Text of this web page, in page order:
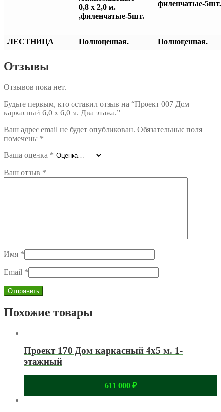
0,8 х 2,0 м.
,филенчатые-5шт.
филенчатые-5шт.
ЛЕСТНИЦА Полноценная. Полноценная.
Отзывы
Отзывов пока нет.
Будьте первым, кто оставил отзыв на “Проект 007 Дом
каркасный 6,0 x 6,0 м. Два этажа.”
Ваш адрес email не будет опубликован. Обязательные поля
помечены *
Ваша оценка *
Ваш отзыв *
Имя *
Email *
Похожие товары
Проект 170 Дом каркасный 4х5 м. 1-
этажный
611 000 ₽